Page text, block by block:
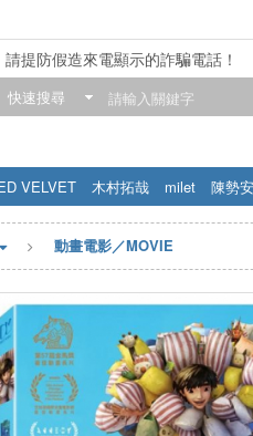
唱片
請提防假造來電顯示的詐騙電話！
【中華門市營業時間調整公告】
快速搜尋
VELVET 木村拓哉 milet
陳勢安
動畫電影／MOVIE